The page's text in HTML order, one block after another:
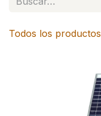
Todos los productos